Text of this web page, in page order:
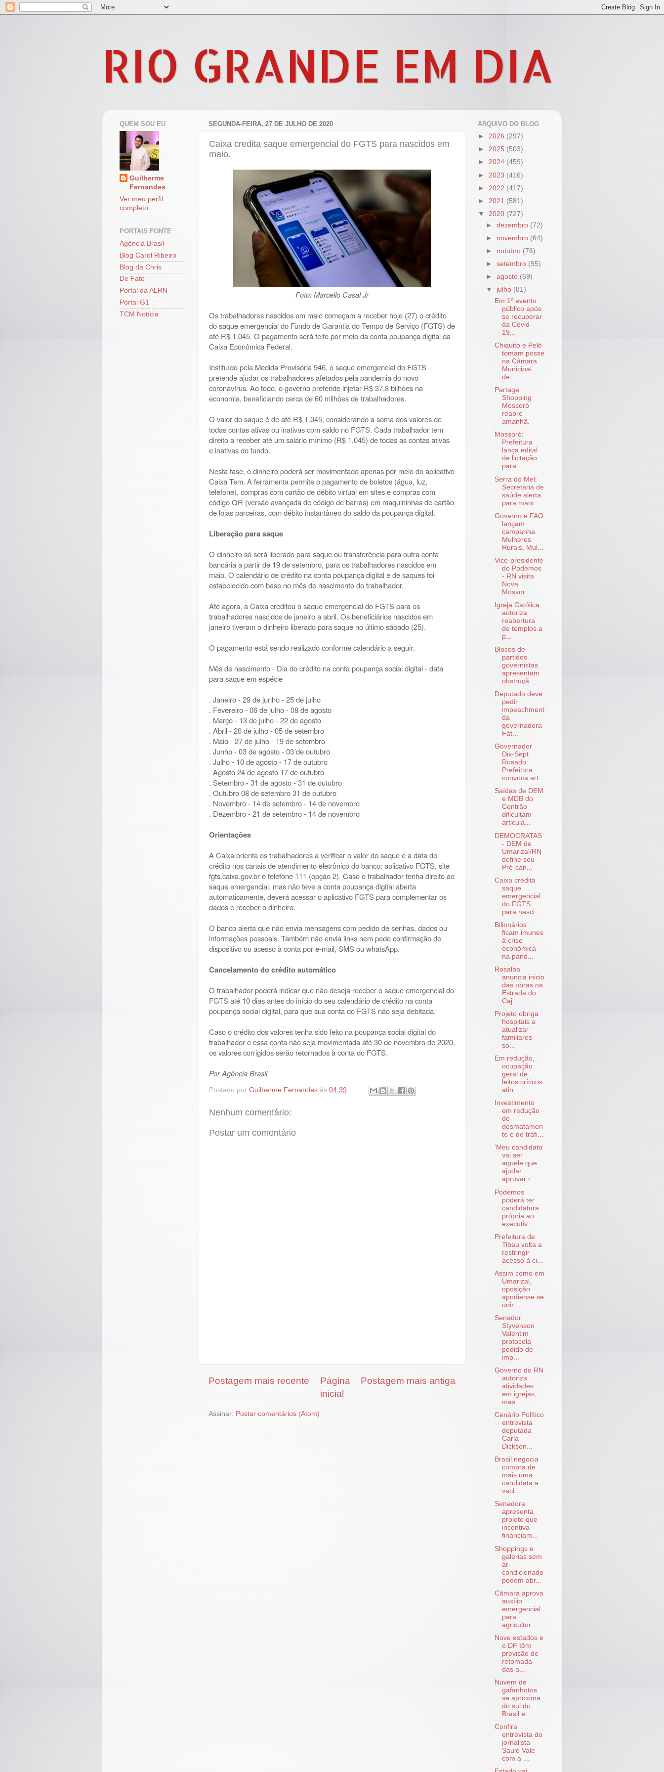
RIO GRANDE EM DIA
SEGUNDA-FEIRA, 27 DE JULHO DE 2020
Caixa credita saque emergencial do FGTS para nascidos em
maio.
Foto: Marcello Casal Jr
Os trabalhadores nascidos em maio começam a receber hoje (27) o crédito
do saque emergencial do Fundo de Garantia do Tempo de Serviço (FGTS) de
até R$ 1.045. O pagamento será feito por meio da conta poupança digital da
Caixa Econômica Federal.
Instituído pela Medida Provisória 946, o saque emergencial do FGTS
pretende ajudar os trabalhadores afetados pela pandemia do novo
coronavírus. Ao todo, o governo pretende injetar R$ 37,8 bilhões na
economia, beneficiando cerca de 60 milhões de trabalhadores.
O valor do saque é de até R$ 1.045, considerando a soma dos valores de
todas contas ativas ou inativas com saldo no FGTS. Cada trabalhador tem
direito a receber até um salário mínimo (R$ 1.045) de todas as contas ativas
e inativas do fundo.
Nesta fase, o dinheiro poderá ser movimentado apenas por meio do aplicativo
Caixa Tem. A ferramenta permite o pagamento de boletos (água, luz,
telefone), compras com cartão de débito virtual em sites e compras com
código QR (versão avançada de código de barras) em maquininhas de cartão
de lojas parceiras, com débito instantâneo do saldo da poupança digital.
Liberação para saque
O dinheiro só será liberado para saque ou transferência para outra conta
bancária a partir de 19 de setembro, para os trabalhadores nascidos em
maio. O calendário de crédito na conta poupança digital e de saques foi
estabelecido com base no mês de nascimento do trabalhador.
Até agora, a Caixa creditou o saque emergencial do FGTS para os
trabalhadores nascidos de janeiro a abril. Os beneficiários nascidos em
janeiro tiveram o dinheiro liberado para saque no último sábado (25).
O pagamento está sendo realizado conforme calendário a seguir:
Mês de nascimento- Dia do crédito na conta poupança social digital - data
para saque em espécie
. Janeiro - 29 de junho - 25 de julho
. Fevereiro - 06 de julho - 08 de agosto
. Março - 13 de julho - 22 de agosto
. Abril - 20 de julho - 05 de setembro
. Maio - 27 de julho - 19 de setembro
. Junho - 03 de agosto - 03 de outubro
. Julho - 10 de agosto - 17 de outubro
. Agosto24 de agosto 17 de outubro
. Setembro - 31 de agosto - 31 de outubro
. Outubro08 de setembro31 de outubro
. Novembro - 14 de setembro - 14 de novembro
. Dezembro - 21 de setembro- 14 de novembro
Orientações
A Caixa orienta os trabalhadores a verificar o valor do saque e a data do
crédito nos canais de atendimento eletrônico do banco: aplicativo FGTS, site
fgts.caixa.gov.br e telefone 111 (opção 2). Caso o trabalhador tenha direito ao
saque emergencial, mas não teve a conta poupança digital aberta
automaticamente, deverá acessar o aplicativo FGTS para complementar os
dados e receber o dinheiro.
O banco alerta que não envia mensagens com pedido de senhas, dados ou
informações pessoais. Também não envia links nem pede confirmação de
dispositivo ou acesso à conta por e-mail, SMS ou whatsApp.
Cancelamento do crédito automático
O trabalhador poderá indicar que não deseja receber o saque emergencial do
FGTS até 10 dias antes do início do seu calendário de crédito na conta
poupança social digital, para que sua conta do FGTS não seja debitada.
Caso o crédito dos valores tenha sido feito na poupança social digital do
trabalhador e essa conta não seja movimentada até 30 de novembro de 2020,
os valores corrigidos serão retornados à conta do FGTS.
Por Agência Brasil
Postado por Guilherme Fernandes às 04:39
Nenhum comentário:
Postar um comentário
Postagem mais recente Postagem mais antiga
Página
inicial
Assinar: Postar comentários (Atom)
QUEM SOU EU
Guilherme
Fernandes
Ver meu perfil
completo
PORTAIS FONTE
Agência Brasil
Blog Carol Ribeiro
Blog da Chris
De Fato
Portal da ALRN
Portal G1
TCM Notícia
ARQUIVO DO BLOG
► 2026 (297)
► 2025 (503)
► 2024 (459)
► 2023 (416)
► 2022 (417)
► 2021 (581)
▼ 2020 (727)
►dezembro (72)
► novembro (64)
►outubro (76)
►setembro (95)
►agosto (69)
▼ julho (81)
Em 1º evento
público após
se recuperar
da Covid-
19...
Chiquito e Pelé
tomam posse
na Câmara
Municipal
de...
Partage
Shopping
Mossoró
reabre
amanhã.
Mossoró:
Prefeitura
lança edital
de licitação
para...
Serra do Mel:
Secretária de
saúde alerta
para mant...
Governo e FAO
lançam
campanha
Mulheres
Rurais, Mul...
Vice-presidente
do Podemos
- RN visita
Nova
Mossor...
Igreja Católica
autoriza
reabertura
de templos a
p...
Blocos de
partidos
governistas
apresentam
obstruçã...
Deputado deve
pedir
impeachment
da
governadora
Fát...
Governador
Dix-Sept
Rosado:
Prefeitura
convoca art...
Saídas de DEM
e MDB do
Centrão
dificultam
articula...
DEMOCRATAS
- DEM de
Umarizal/RN
define seu
Pré-can...
Caixa credita
saque
emergencial
do FGTS
para nasci...
Bilionários
ficam imunes
à crise
econômica
na pand...
Rosalba
anuncia inicio
das obras na
Estrada do
Caj...
Projeto obriga
hospitais a
atualizar
familiares
so...
Em redução,
ocupação
geral de
leitos críticos
atin...
Investimento
em redução
do
desmatamen
to e do tráfi...
'Meu candidato
vai ser
aquele que
ajudar
aprovar r...
Podemos
poderá ter
candidatura
própria ao
executiv...
Prefeitura de
Tibau volta a
restringir
acesso à ci...
Assim como em
Umarizal,
oposição
apodiense se
unir...
Senador
Styvenson
Valentim
protocola
pedido de
imp...
Governo do RN
autoriza
atividades
em igrejas,
mas ...
Cenário Político
entrevista
deputada
Carla
Dickson...
Brasil negocia
compra de
mais uma
candidata a
vaci...
Senadora
apresenta
projeto que
incentiva
financiam...
Shoppings e
galerias sem
ar-
condicionado
podem abr...
Câmara aprova
auxílio
emergencial
para
agricultor ...
Nove estados e
o DF têm
previsão de
retomada
das a...
Nuvem de
gafanhotos
se aproxima
do sul do
Brasil e...
Confira
entrevista do
jornalista
Saulo Vale
com a ...